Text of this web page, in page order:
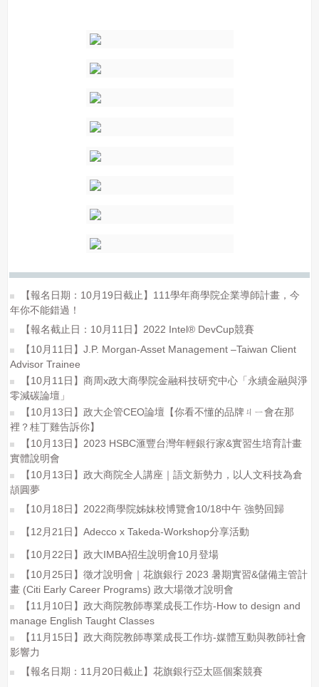
【報名日期：10月19日截止】111學年商學院企業導師計畫，今
年你不能錯過！
【報名截止日：10月11日】2022 Intel® DevCup競賽
【10月11日】J.P. Morgan-Asset Management –Taiwan Client
Advisor Trainee
【10月11日】商周x政大商學院金融科技研究中心「永續金融與淨
零減碳論壇」
【10月13日】政大企管CEO論壇【你看不懂的品牌ㄐㄧ會在那
裡？桂丁雞告訴你】
【10月13日】2023 HSBC滙豐台灣年輕銀行家&實習生培育計畫
實體說明會
【10月13日】政大商院全人講座｜語文新勢力，以人文科技為倉
頡圓夢
【10月18日】2022商學院姊妹校博覽會10/18中午 強勢回歸
【12月21日】Adecco x Takeda-Workshop分享活動
【10月22日】政大IMBA招生說明會10月登場
【10月25日】徵才說明會｜花旗銀行 2023 暑期實習&儲備主管計
畫 (Citi Early Career Programs) 政大場徵才說明會
【11月10日】政大商院教師專業成長工作坊-How to design and
manage English Taught Classes
【11月15日】政大商院教師專業成長工作坊-媒體互動與教師社會
影響力
【報名日期：11月20日截止】花旗銀行亞太區個案競賽